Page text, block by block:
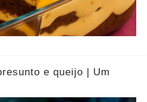
e queijo | Um